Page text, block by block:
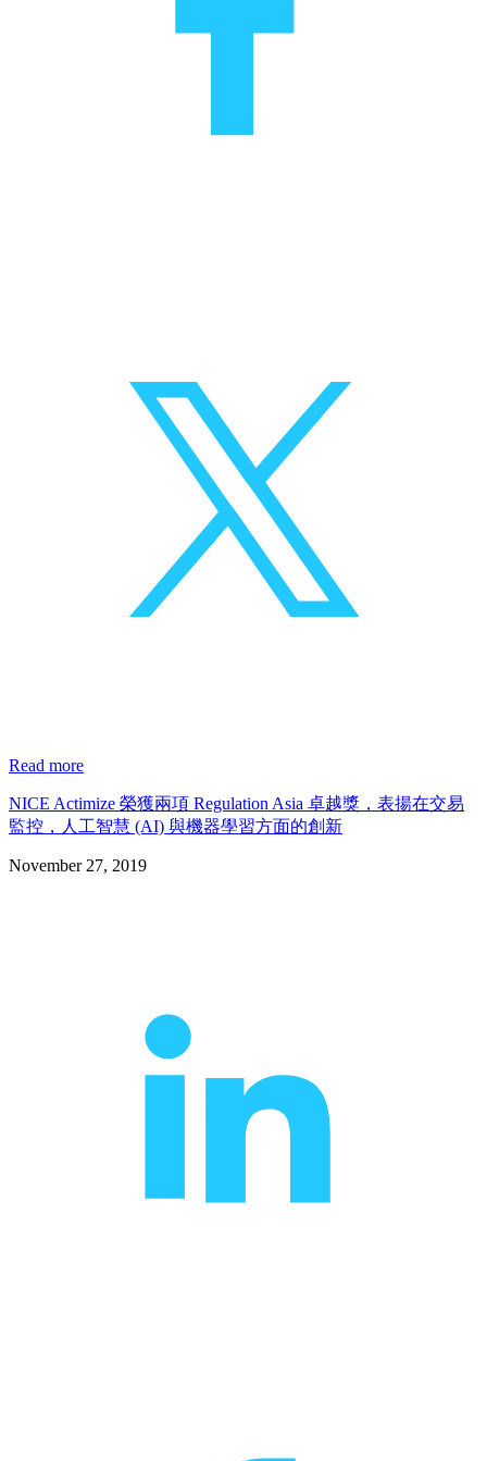
Read more
NICE Actimize 榮獲兩項 Regulation Asia 卓越獎，表揚在交易
監控，人工智慧 (AI) 與機器學習方面的創新
November 27, 2019